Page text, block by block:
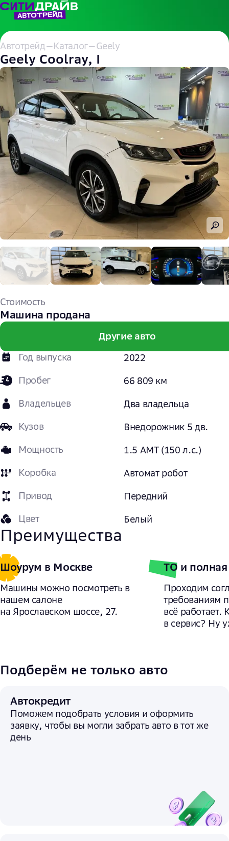
Автотрейд—Каталог—Geely
Geely Coolray, I
Год выпуска
2022
Пробег
66 809 км
Владельцев
Два владельца
Кузов
Внедорожник 5 дв.
Мощность
1.5 AMT (150 л.с.)
Коробка
Автомат робот
Привод
Передний
Цвет
Белый
Стоимость
Машина продана
Другие авто
Преимущества
Шоурум в Москве
Машины можно посмотреть в
нашем салоне
на Ярославском шоссе, 27.
ТО и полная
Проходим
требованиям
всё работает.
в сервис? Ну
Подберём не только авто
Автокредит
Поможем подобрать условия и оформить
заявку, чтобы вы могли забрать авто в тот же
день